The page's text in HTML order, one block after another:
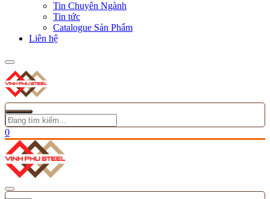
Tin Chuyên Ngành
Tin tức
Catalogue Sản Phẩm
Liên hệ
0